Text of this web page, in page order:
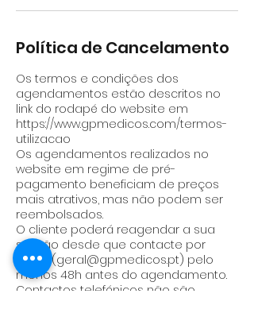
Política de Cancelamento
Os termos e condições dos
agendamentos estão descritos no
link do rodapé do website em
https://www.gpmedicos.com/termos-
utilizacao
Os agendamentos realizados no
website em regime de pré-
pagamento beneficiam de preços
mais atrativos, mas não podem ser
reembolsados.
O cliente poderá reagendar a sua
sessão desde que contacte por
email (geral@gpmedicos.pt) pelo
menos 48h antes do agendamento.
Contactos telefónicos não são